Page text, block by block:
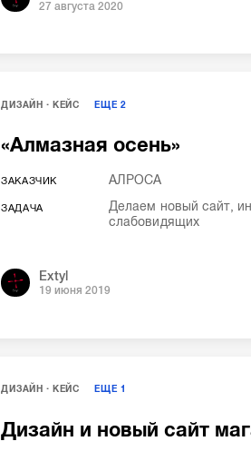
27 августа 2020
ДИЗАЙН КЕЙС ЕЩЕ2
«Алмазная осень»
ЗАКАЗЧИК АЛРОСА
ЗАДАЧА
Делаем новый сайт,
слабовидящих
Extyl
19 июня 2019
ДИЗАЙН КЕЙС ЕЩЕ1
Дизайн и новый сайт